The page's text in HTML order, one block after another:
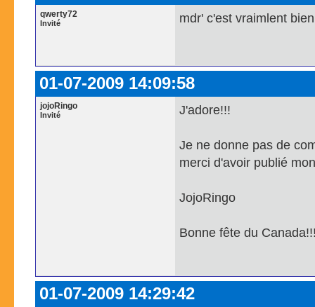
qwerty72
Invité mdr' c'est vraimlent
01-07-2009 14:09:58
jojoRingo
Invité J'adore!!!
Je ne donne pas de
merci d'avoir publié
JojoRingo
Bonne fête du
01-07-2009 14:29:42